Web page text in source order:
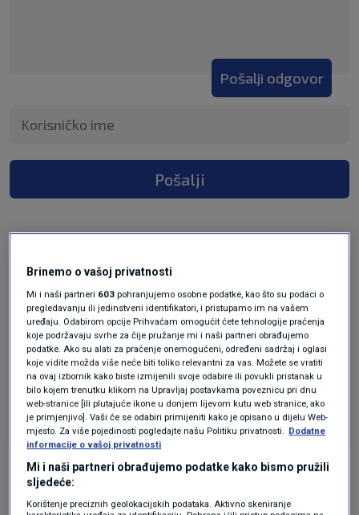
Pošalji odgovor
Pošalji
vrgoracka kronika
Netočne informacije. U Vrgorcu je formirano
vijeće. Hdz-ovog kandidata za predsjednika
podržalo je 7 vijećnika i formirano je vijeće.
Vladaju HDZ i DP.
Odgovor
Brinemo o vašoj privatnosti
Mi i naši partneri 603 pohranjujemo osobne podatke, kao što su podaci o
pregledavanju ili jedinstveni identifikatori, i pristupamo im na vašem
uređaju. Odabirom opcije Prihvaćam omogućit ćete tehnologije praćenja
koje podržavaju svrhe za čije pružanje mi i naši partneri obrađujemo
podatke. Ako su alati za praćenje onemogućeni, određeni sadržaj i oglasi
koje vidite možda više neće biti toliko relevantni za vas. Možete se vratiti
na ovaj izbornik kako biste izmijenili svoje odabire ili povukli pristanak u
bilo kojem trenutku klikom na Upravljaj postavkama poveznicu pri dnu
web-stranice [ili plutajuće ikone u donjem lijevom kutu web stranice, ako
je primjenjivo]. Vaši će se odabiri primijeniti kako je opisano u dijelu Web-
mjesto. Za više pojedinosti pogledajte našu Politiku privatnosti. Dodatne
informacije o vašoj privatnosti
Mi i naši partneri obrađujemo podatke kako bismo pružili
sljedeće:
Korištenje preciznih geolokacijskih podataka. Aktivno skeniranje